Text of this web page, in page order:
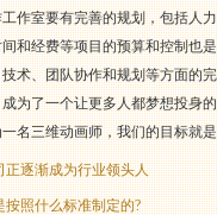
作室要有完善的规划，包括人
和经费等项目的预算和控制也
术、团队协作和规划等方面的
为了一个让更多人都梦想投身
名三维动画师，我们的目标就
正逐渐成为行业领头人
照什么标准制定的?